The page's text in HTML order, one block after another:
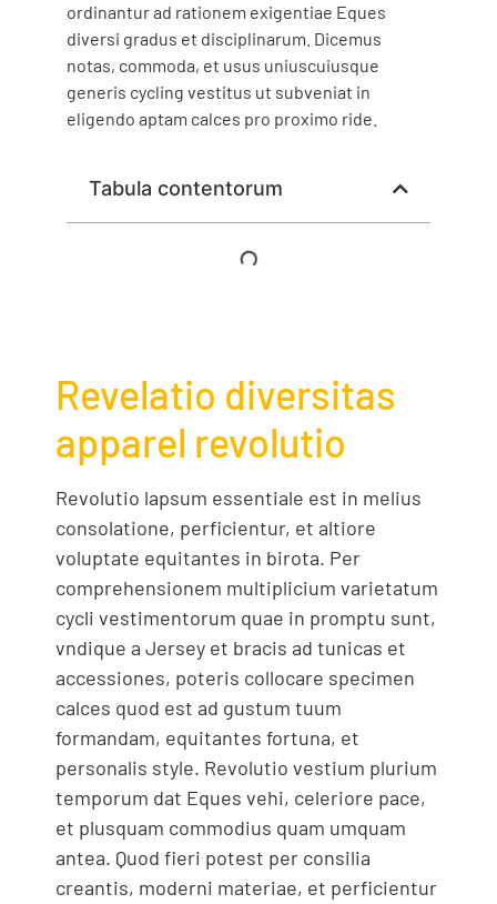
ordinantur ad rationem exigentiae Eques
diversi gradus et disciplinarum. Dicemus
notas, commoda, et usus uniuscuiusque
generis cycling vestitus ut subveniat in
eligendo aptam calces pro proximo ride.
Tabula contentorum
Revelatio diversitas
apparel revolutio
Revolutio lapsum essentiale est in melius
consolatione, perficientur, et altiore
voluptate equitantes in birota. Per
comprehensionem multiplicium varietatum
cycli vestimentorum quae in promptu sunt,
vndique a Jersey et bracis ad tunicas et
accessiones, poteris collocare specimen
calces quod est ad gustum tuum
formandam, equitantes fortuna, et
personalis style. Revolutio vestium plurium
temporum dat Eques vehi, celeriore pace,
et plusquam commodius quam umquam
antea. Quod fieri potest per consilia
creantis, moderni materiae, et perficientur